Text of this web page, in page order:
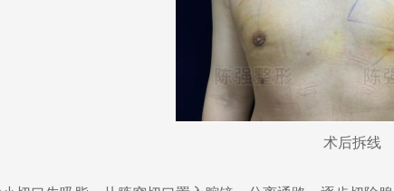
术后拆线